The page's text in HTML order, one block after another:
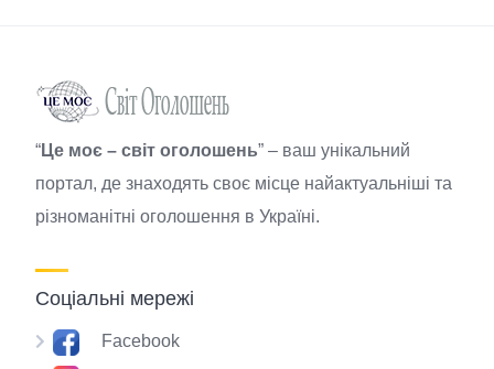
“Це моє – світ оголошень” – ваш унікальний
портал, де знаходять своє місце найактуальніші та
різноманітні оголошення в Україні.
Соціальні мережі
Facebook